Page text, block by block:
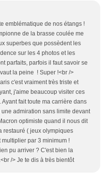
emblématique de nos étangs !
de la brasse coulée me
superbes que possèdent les
sur les 4 photos et les
parfaits, parfois il faut savoir se
la peine ! Super !<br />
c'est vraiment très triste et
j'aime beaucoup visiter ces
fait toute ma carrière dans
admiration sans limite devant
optimiste quand il nous dit
restauré ( jeux olympiques
par 3 minimum !
pu arriver ? C'est bien la
/> Je te dis à très bientôt